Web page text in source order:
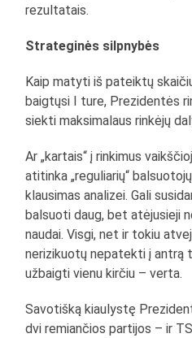
rezultatais.
Strateginės silpnybės
Kaip matyti iš pateiktų
baigtųsi I ture, Prezidentės
siekti maksimalaus rinkėjų
Ar „kartais“ į rinkimus
atitinka „reguliarių“
klausimas analizei. Gali
balsuoti daug, bet atėjusieji
naudai. Visgi, net ir tokiu
nerizikuotų nepatekti į antrą
užbaigti vienu kirčiu – verta.
Savotišką kiaulystę
dvi remiančios partijos – ir